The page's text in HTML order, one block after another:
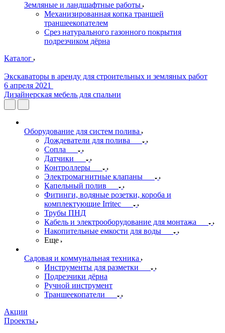
Земляные и ландшафтные работы
Механизированная копка траншей
траншеекопателем
Срез натурального газонного покрытия
подрезчиком дёрна
Каталог
Экскаваторы в аренду для строительных и земляных работ
6 апреля 2021
Дизайнерская мебель для спальни
Оборудование для систем полива
Дождеватели для полива
Сопла
Датчики
Контроллеры
Электромагнитные клапаны
Капельный полив
Фитинги, водяные розетки, короба и
комплектующие Irritec
Трубы ПНД
Кабель и электрооборудование для монтажа
Накопительные емкости для воды
Еще
Садовая и коммунальная техника
Инструменты для разметки
Подрезчики дёрна
Ручной инструмент
Траншеекопатели
Акции
Проекты